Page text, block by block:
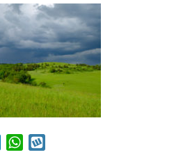
LinkedInWhatsApp